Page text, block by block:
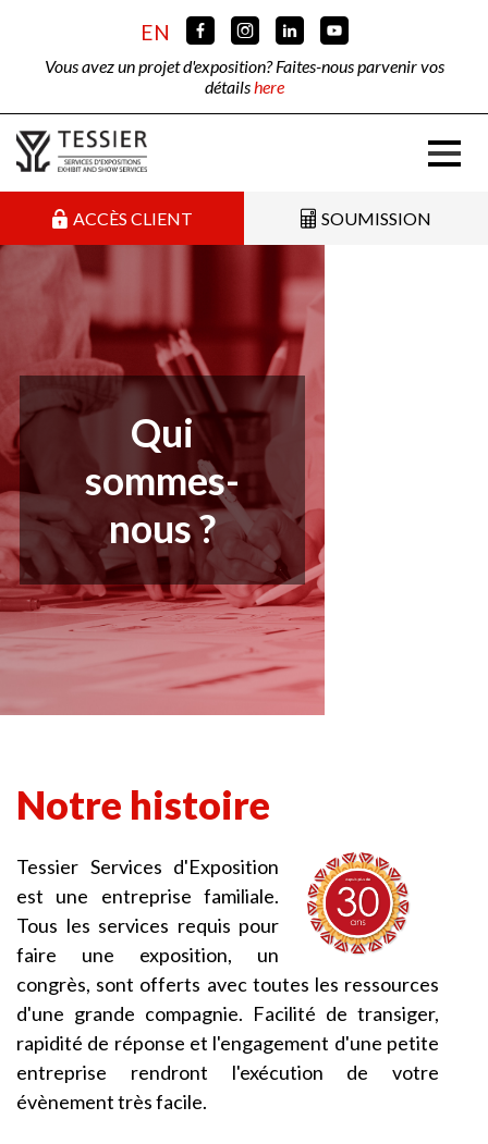
Vous avez un projet d'exposition? Faites-nous parvenir vos
détailshere
EN
ACCÈS CLIENT SOUMISSION
Qui
sommes-
nous ?
Notre histoire
Tessier Services d'Exposition
est une entreprise familiale.
Tous les services requis pour
faire une exposition, un
congrès, sont offerts avec toutes les ressources
d'une grande compagnie. Facilité de transiger,
rapidité de réponse et l'engagement d'une petite
entreprise rendront l'exécution de votre
évènement très facile.